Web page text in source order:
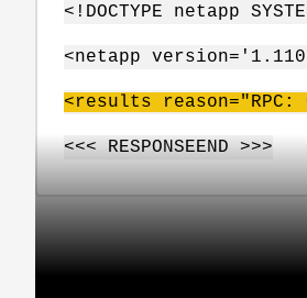
<!DOCTYPE netapp
<netapp
<results
<<< RESPONSEEND >>>